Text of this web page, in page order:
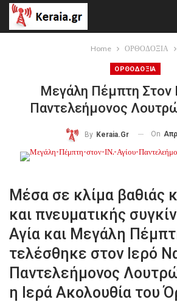
Home ΟΡΘΟΔΟΞΙΑ
ΟΡΘΟΔΟΞΙΑ
Μεγάλη Πέμπτη Στον
Παντελεήμονος
By Keraia.gr On
Μέσα σε κλίμα βαθιάς
και πνευματικής
Αγία και Μεγάλη
τελέσθηκε στον Ιερό
Παντελεήμονος
η Ιερά Ακολουθία του